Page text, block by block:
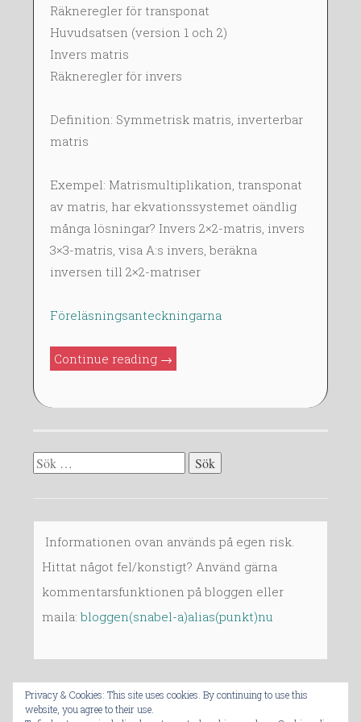
E
B
2
Räkneregler för transponat
Huvudsatsen (version 1 och 2)
Invers matris
Räkneregler för invers
Definition: Symmetrisk matris, inverterbar
matris
Exempel: Matrismultiplikation, transponat
av matris, har ekvationssystemet oändlig
många lösningar? Invers 2×2-matris, invers
3×3-matris, visa A:s invers, beräkna
inversen till 2×2-matriser
Föreläsningsanteckningarna
Continue reading ”FMA420
→
Sök
Informationen ovan används på egen risk.
Hittat något fel/konstigt? Använd gärna
kommentarsfunktionen på bloggen eller
maila: bloggen(snabel-a)alias(punkt)nu
Privacy & Cookies: This site uses cookies. By continuing to use this
website, you agree to their use.